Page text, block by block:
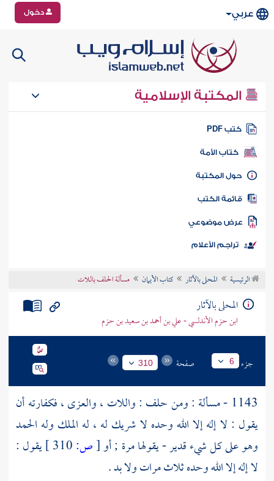
عربي دخول
المكتبة الإسلامية
كتب PDF
كتاب الأمة
المكتبة
الكتب
موضوعي
تراجم الأعلام
الرئيسية المحلى بالآثار كتاب الأيمان مسألة الحلف باللات
المحلى بالآثار
ابن حزم الأندلسي - علي بن أحمد بن سعيد بن حزم
جزء 6 صفحة 310
1143 - مسألة : ومن حلف : واللات ، والعزى ، فكفارته أن
يقول : لا إله إلا الله وحده لا شريك له ، له الملك وله الحمد
وهو على كل شيء قدير - يقولها مرة ; أو[ص:
يقول :
لا إله إلا الله وحده ثلاث مرات ولا بد .